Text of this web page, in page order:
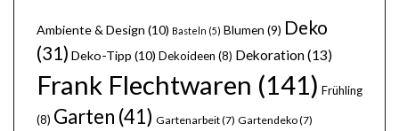
Ambiente & Design (10) Basteln (5) Blumen (9) Deko
(31) Deko-Tipp (10) Dekoideen (8) Dekoration(13)
Frank Flechtwaren (141) Frühling
(8) Garten (41) Gartenarbeit(7) Gartendeko(7)